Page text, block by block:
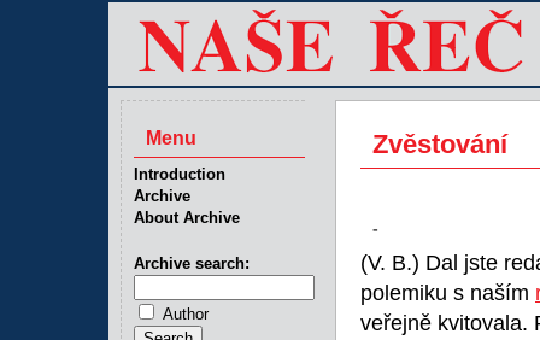
Zvěstování
-
(V. B.) Dal jste
polemiku s naším
veřejně kvitovala.
Menu
Introduction
Archive
About Archive
Archive search:
Author